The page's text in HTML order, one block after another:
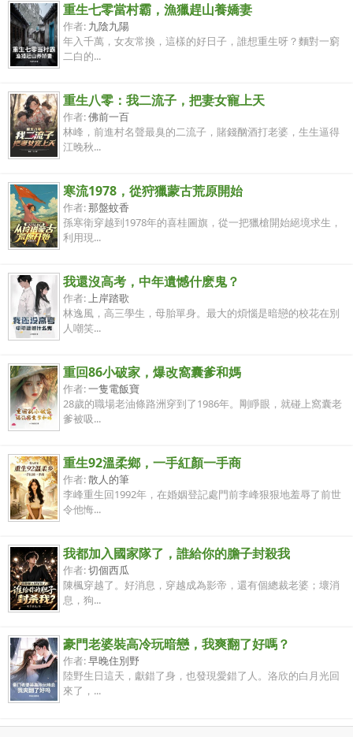
重生七零當村霸，漁獵趕山養嬌妻
作者: 九陰九陽
年入千萬，女友常換，這樣的好日子，誰想重生呀？麵對一窮
二白的...
重生八零：我二流子，把妻女寵上天
作者:佛前一百
林峰，前進村名聲最臭的二流子，賭錢酗酒打老婆，生生逼得
江晚秋...
寒流1978，從狩獵蒙古荒原開始
作者:那盤蚊香
孫寒衛穿越到1978年的喜桂圖旗，從一把獵槍開始絕境求生，
利用現...
我還沒高考，中年遺憾什麽鬼？
作者:上岸踏歌
林逸風，高三學生，母胎單身。最大的煩惱是暗戀的校花在別
人嘲笑...
重回86小破家，爆改窩囊爹和媽
作者:一隻電飯寶
28歲的職場老油條路洲穿到了1986年。剛睜眼，就碰上窩囊老
爹被吸...
重生92溫柔鄉，一手紅顏一手商
作者:散人的筆
李峰重生回1992年，在婚姻登記處門前李峰狠狠地羞辱了前世
令他悔...
我都加入國家隊了，誰給你的膽子封殺我
作者:切個西瓜
陳楓穿越了。好消息，穿越成為影帝，還有個總裁老婆；壞消
息，狗...
豪門老婆裝高冷玩暗戀，我爽翻了好嗎？
作者:早晚住別野
陸野生日這天，獻錯了身，也發現愛錯了人。洛欣的白月光回
來了，...